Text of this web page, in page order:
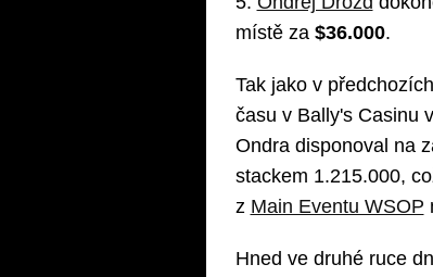
místě za $36.000.
Tak jako v
času v Bally's Casinu
Ondra disponoval na
stackem 1.215.000,
z Main Eventu WSOP
Hned ve druhé ruce